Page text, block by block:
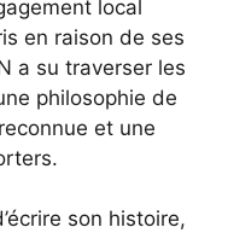
local
en raison de ses
a su traverser les
philosophie de
et une
son histoire,